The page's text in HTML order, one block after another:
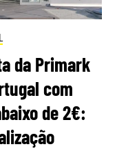
da Primark
com
de 2€: